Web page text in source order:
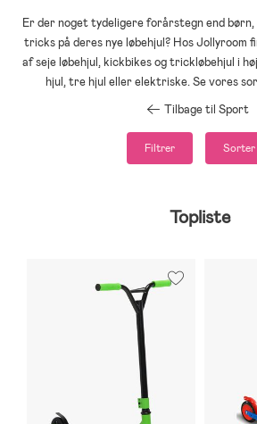
Er der noget tydeligere forårstegn end
tricks på deres nye løbehjul? Hos Jollyroom
af seje løbehjul, kickbikes og trickløbehjul i
hjul, tre hjul eller elektriske. Se vores
Tilbage til Sport
Filtrer Sorter
Topliste